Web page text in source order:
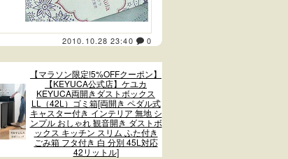
2010.10.28 23:40 0
【マラソン限定!5%OFFクーポン】
【KEYUCA公式店】ケユカ
KEYUCA両開きダストボックス
LL（42L）ゴミ箱[両開き ペダル式
キャスター付き インテリア 無地 シ
ンプル おしゃれ 観音開き ダストボ
ックス キッチン スリム ふた付き
ごみ箱 フタ付き 白 分別 45L対応
42リットル]